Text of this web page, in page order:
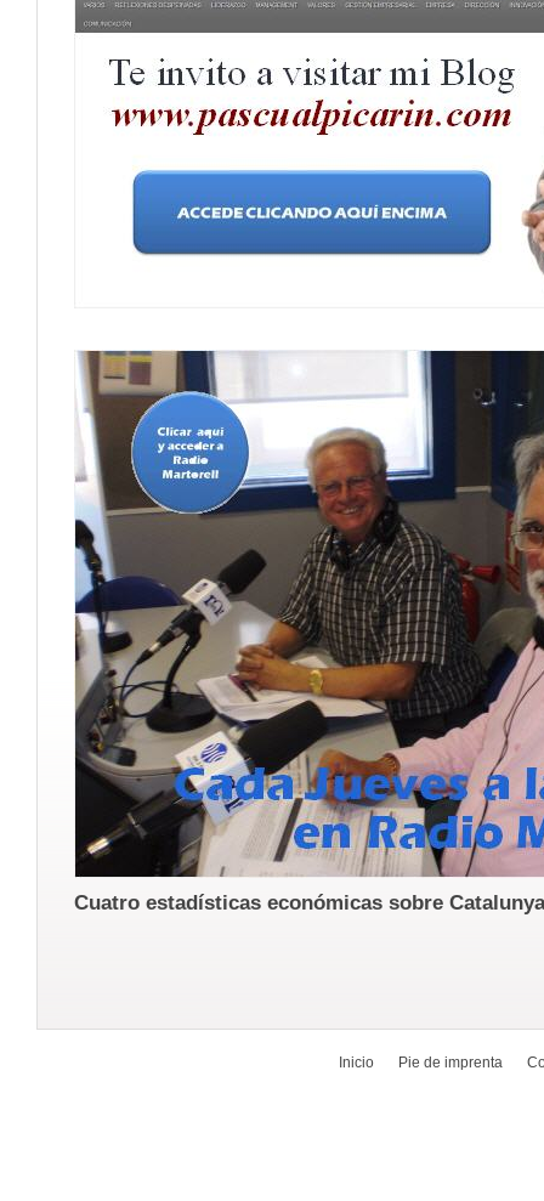
Cuatro estadísticas económicas sobre Catalunya
Inicio Pie de imprenta